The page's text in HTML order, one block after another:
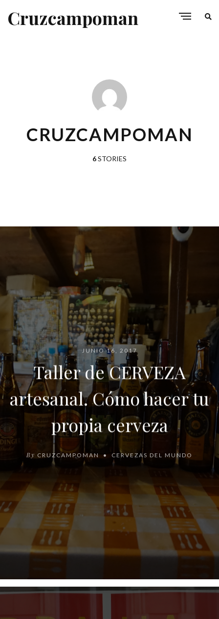
Cruzcampoman
CRUZCAMPOMAN
6STORIES
JUNIO 16, 2017
Taller de CERVEZA
artesanal. Cómo hacer tu
propia cerveza
By CRUZCAMPOMAN CERVEZAS DEL MUNDO